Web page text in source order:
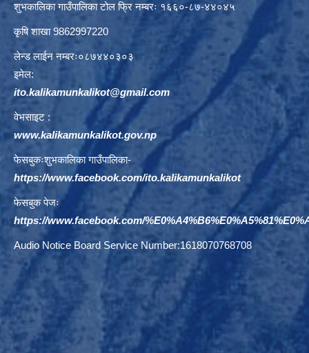
शुभकालिका गाउँपालिका टोल फ्रि नम्बरः १६६०-८७-४४०४५
कृषि शाखा 9862997220
लेन्ड लाईन नम्बरः०८७४४०३०३
इमेल:
ito.kalikamunkalikot@gmail.com
वेभसाइट :
www.kalikamunkalikot.gov.np
फेसबुकःशुभकालिका गाउँपालिका-
https://www.facebook.com/ito.kalikamunkalikot
फेसबुक पेजः
https://www.facebook.com/
Audio Notice Board Service Number:1618070768708